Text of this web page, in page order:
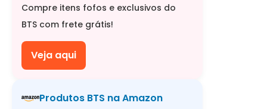
Compre itens fofos e exclusivos do
BTS com frete grátis!
Veja aqui
Produtos BTS na Amazon